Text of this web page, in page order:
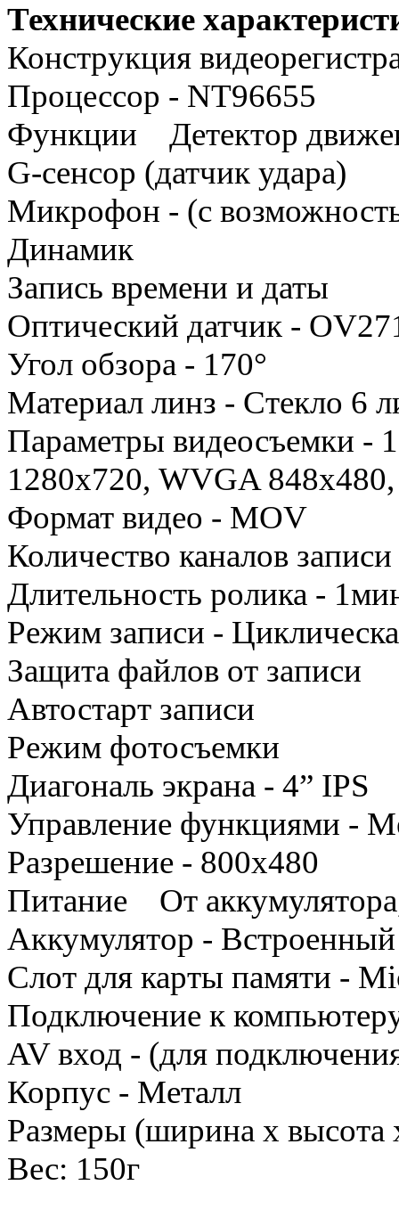
Технические
Конструкция
Процессор - NT96655
Функции Детектор
G-сенсор (датчик удара)
Микрофон - (с
Динамик
Запись времени и даты
Оптический датчик -
Угол обзора - 170°
Материал линз - Стекло 6
Параметры видеосъемки -
1280х720, WVGA
Формат видео - MOV
Количество каналов
Длительность ролика -
Режим записи -
Защита файлов от записи
Автостарт записи
Режим фотосъемки
Диагональ экрана - 4” IPS
Управление функциями -
Разрешение - 800x480
Питание От
Аккумулятор -
Слот для карты памяти -
Подключение к
AV вход - (для
Корпус - Металл
Размеры (ширина x
Вес: 150г